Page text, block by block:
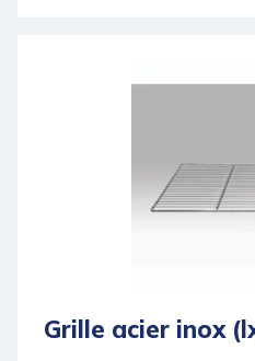
Grille acier inox